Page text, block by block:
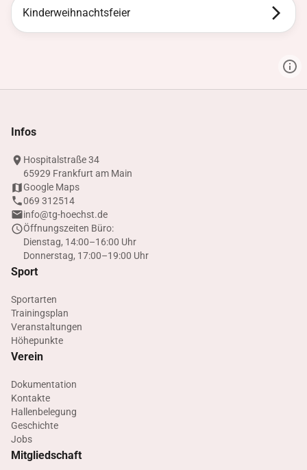
Kinderweihnachtsfeier
Infos
Hospitalstraße 34
65929 Frankfurt am Main
Google Maps
069 312514
info@tg-hoechst.de
Öffnungszeiten Büro:
Dienstag, 14:00–16:00 Uhr
Donnerstag, 17:00–19:00 Uhr
Sport
Sportarten
Trainingsplan
Veranstaltungen
Höhepunkte
Verein
Dokumentation
Kontakte
Hallenbelegung
Geschichte
Jobs
Mitgliedschaft